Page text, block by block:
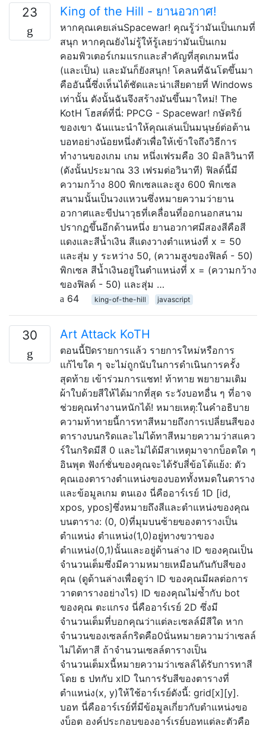
23 King of the Hill - ยานอวกาศ!
หากคุณเคยเล่นSpacewar! คุณรู้ว่ามันเป็นเกมที่
สนุก หากคุณยังไม่รู้ให้รู้เลยว่ามันเป็นเกม
คอมพิวเตอร์เกมแรกและสำคัญที่สุดเกมหนึ่ง
(และเป็น) และมันก็ยังสนุก! โคลนที่ฉันโตขึ้นมา
คืออันนี้ซึ่งเห็นได้ชัดและน่าเสียดายที่ Windows
เท่านั้น ดังนั้นฉันจึงสร้างมันขึ้นมาใหม่! The
KotH โฮสต์ที่นี่: PPCG - Spacewar! กษัตริย์
ของเขา ฉันแนะนำให้คุณเล่นเป็นมนุษย์ต่อต้าน
บอทอย่างน้อยหนึ่งตัวเพื่อให้เข้าใจถึงวิธีการ
ทำงานของเกม เกม หนึ่งเฟรมคือ 30 มิลลิวินาที
(ดังนั้นประมาณ 33 เฟรมต่อวินาที) ฟิลด์นี้มี
ความกว้าง 800 พิกเซลและสูง 600 พิกเซล
สนามนั้นเป็นวงแหวนซึ่งหมายความว่ายาน
อวกาศและขีปนาวุธที่เคลื่อนที่ออกนอกสนาม
ปรากฏขึ้นอีกด้านหนึ่ง ยานอวกาศมีสองสีคือสี
แดงและสีน้ำเงิน สีแดงวางตำแหน่งที่ x = 50
และสุ่ม y ระหว่าง 50, (ความสูงของฟิลด์ - 50)
พิกเซล สีน้ำเงินอยู่ในตำแหน่งที่ x = (ความกว้าง
ของฟิลด์ - 50) และสุ่ม …
64
king-of-the-hill javascript
30 Art Attack KoTH
ตอนนี้ปิดรายการแล้ว รายการใหม่หรือการ
แก้ไขใด ๆ จะไม่ถูกนับในการดำเนินการครั้ง
สุดท้าย เข้าร่วมการแชท! ท้าทาย พยายามเติม
ผ้าใบด้วยสีให้ได้มากที่สุด ระวังบอทอื่น ๆ ที่อาจ
ช่วยคุณทำงานหนักได้! หมายเหตุ:ในคำอธิบาย
ความท้าทายนี้การทาสีหมายถึงการเปลี่ยนสีของ
ตารางบนกริดและไม่ได้ทาสีหมายความว่าสแคว
ร์ในกริดมีสี 0 และไม่ได้มีสาเหตุมาจากบ็อตใด ๆ
อินพุต ฟังก์ชั่นของคุณจะได้รับสี่ข้อโต้แย้ง: ตัว
คุณเองตารางตำแหน่งของบอททั้งหมดในตาราง
และข้อมูลเกม ตนเอง นี่คืออาร์เรย์ 1D [id,
xpos, ypos]ซึ่งหมายถึงสีและตำแหน่งของคุณ
บนตาราง: (0, 0)ที่มุมบนซ้ายของตารางเป็น
ตำแหน่ง ตำแหน่ง(1,0)อยู่ทางขวาของ
ตำแหน่ง(0,1)นั้นและอยู่ด้านล่าง ID ของคุณเป็น
จำนวนเต็มซึ่งมีความหมายเหมือนกันกับสีของ
คุณ (ดูด้านล่างเพื่อดูว่า ID ของคุณมีผลต่อการ
วาดตารางอย่างไร) ID ของคุณไม่ซ้ำกับ bot
ของคุณ ตะแกรง นี่คืออาร์เรย์ 2D ซึ่งมี
จำนวนเต็มที่บอกคุณว่าแต่ละเซลล์มีสีใด หาก
จำนวนของเซลล์กริดคือ0นั่นหมายความว่าเซลล์
ไม่ได้ทาสี ถ้าจำนวนเซลล์ตารางเป็น
จำนวนเต็มxนี้หมายความว่าเซลล์ได้รับการทาสี
โดย ธ ปทกับ xID ในการรับสีของตารางที่
ตำแหน่ง(x, y)ให้ใช้อาร์เรย์ดังนี้: grid[x][y].
บอท นี่คืออาร์เรย์ที่มีข้อมูลเกี่ยวกับตำแหน่งขอ
งบ็อต องค์ประกอบของอาร์เรย์บอทแต่ละตัวคือ